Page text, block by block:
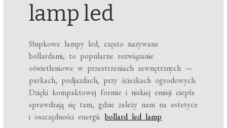
lamp led
Słupkowe lampy led, często nazywane
bollardami, to popularne rozwiązanie
oświetleniowe w przestrzeniach zewnętrznych —
parkach, podjazdach, przy ścieżkach ogrodowych.
Dzięki kompaktowej formie i niskiej emisji ciepła
sprawdzają się tam, gdzie zależy nam na estetyce
i oszczędności energii.bollard led lamp